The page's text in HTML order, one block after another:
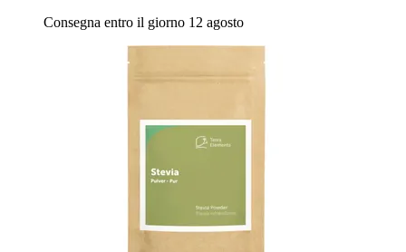
Consegna entro il giorno 12 agosto